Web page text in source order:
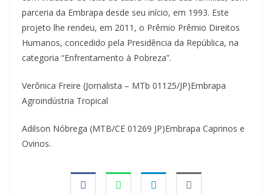
parceria da Embrapa desde seu início, em 1993. Este
projeto lhe rendeu, em 2011, o Prêmio Prêmio Direitos
Humanos, concedido pela Presidência da República, na
categoria “Enfrentamento à Pobreza”.
Verônica Freire (Jornalista – MTb 01125/JP)Embrapa
Agroindústria Tropical
Adilson Nóbrega (MTB/CE 01269 JP)Embrapa Caprinos e
Ovinos.